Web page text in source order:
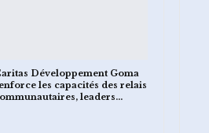
Développement Goma
les capacités des relais
leaders…